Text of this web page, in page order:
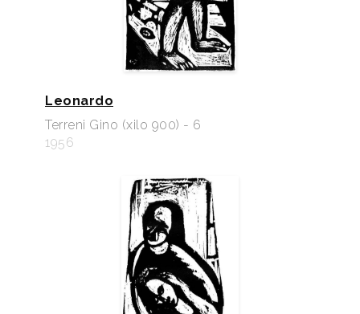
Leonardo
Terreni Gino (xilo 900) - 6
1956